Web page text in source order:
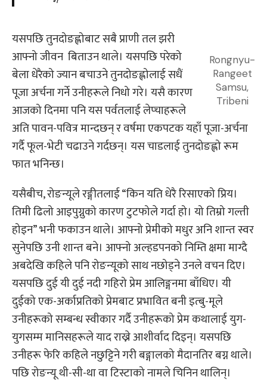
Rongnyu-
Rangeet
Samsu,
Tribeni
यसपछि तुनदोङह्लोबाट सबै प्राणी तल झरी
आफ्नो जीवन बिताउन थाले। यसपछि परेको
बेला धेरैको ज्यान बचाउने तुनदोङह्लोलाई सधैं
पूजा अर्चना गर्ने उनीहरूले निधो गरे। यसै कारण
आजको दिनमा पनि यस पर्वतलाई लेप्चाहरूले
अति पावन-पवित्र मान्दछन् र वर्षमा एकपटक यहाँ पूजा-अर्चना
गर्दै फूल-भेटी चढाउने गर्दछन्। यस चाडलाई तुनदोङह्लो रूम
फात भनिन्छ।
यसैबीच, रोङन्यूले रङ्गीतलाई “किन यति धेरै रिसाएको प्रिय।
तिमी ढिलो आइपुग्नुको कारण टुटफोले गर्दा हो। यो तिम्रो गल्ती
होइन” भनी फकाउन थाले। आफ्नो प्रेमीको मधुर अनि शान्त स्वर
सुनेपछि उनी शान्त बने। आफ्नो अल्हडपनको निम्ति क्षमा माग्दै
अबदेखि कहिले पनि रोङन्यूको साथ नछोड्ने उनले वचन दिए।
यसपछि दुई यी दुई नदी गहिरो प्रेम आलिङ्गनमा बाँधिए। यी
दुईको एक-अर्काप्रतिको प्रेमबाट प्रभावित बनी इत्बु-मूले
उनीहरूको सम्बन्ध स्वीकार गर्दै उनीहरूको प्रेम कथालाई युग-
युगसम्म मानिसहरूले याद राख्ने आशीर्वाद दिइन्। यसपछि
उनीहरू फेरि कहिले नछुट्टिने गरी बङ्गालको मैदानतिर बग्न थाले।
पछि रोङन्यू थी-सी-था वा टिस्टाको नामले चिनिन थालिन्।